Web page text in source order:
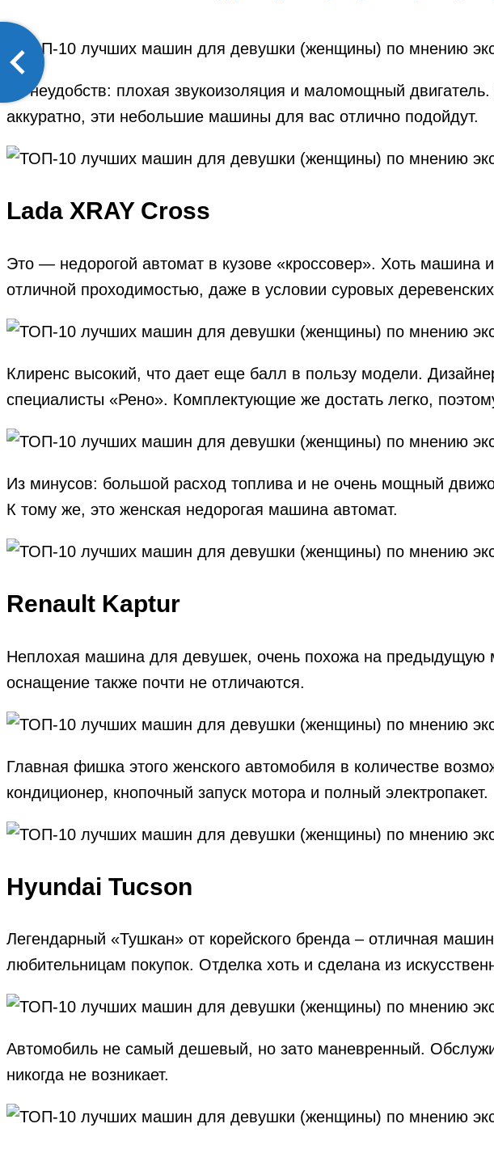
Из неудобств: плохая звукоизоляция и маломощный
аккуратно, эти небольшие машины для вас отлично подойдут.
Lada XRAY Cross
Это — недорогой автомат в кузове «кроссовер». Хоть машина
отличной проходимостью, даже в условии суровых деревенских
Клиренс высокий, что дает еще балл в пользу модели.
специалисты «Рено». Комплектующие же достать легко,
Из минусов: большой расход топлива и не очень мощный
К тому же, это женская недорогая машина автомат.
Renault Kaptur
Неплохая машина для девушек, очень похожа на предыдущую
оснащение также почти не отличаются.
Главная фишка этого женского автомобиля в количестве
кондиционер, кнопочный запуск мотора и полный электропакет.
Hyundai Tucson
Легендарный «Тушкан» от корейского бренда – отличная
любительницам покупок. Отделка хоть и сделана из
Автомобиль не самый дешевый, но зато маневренный.
никогда не возникает.